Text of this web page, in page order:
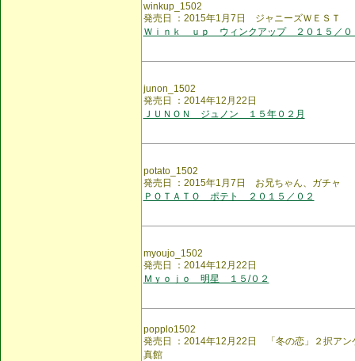
winkup_1502
発売日 ：2015年1月7日 ジャニーズＷＥＳＴ
Ｗｉｎｋ ｕｐ ウィンクアップ ２０１５／０
junon_1502
発売日 ：2014年12月22日
ＪＵＮＯＮ ジュノン １５年０２月
potato_1502
発売日 ：2015年1月7日 お兄ちゃん、ガチャ
ＰＯＴＡＴＯ ポテト ２０１５／０２
myoujo_1502
発売日 ：2014年12月22日
Ｍｙｏｊｏ 明星 １５/０２
popplo1502
発売日 ：2014年12月22日 「冬の恋」２択ア
真館